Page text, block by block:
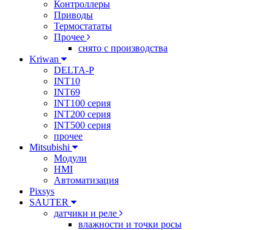
Контроллеры
Приводы
Термостататы
Прочее
снято с производства
Kriwan
DELTA-P
INT10
INT69
INT100 серия
INT200 серия
INT500 серия
прочее
Mitsubishi
Модули
HMI
Автоматизация
Pixsys
SAUTER
датчики и реле
влажности и точки росы